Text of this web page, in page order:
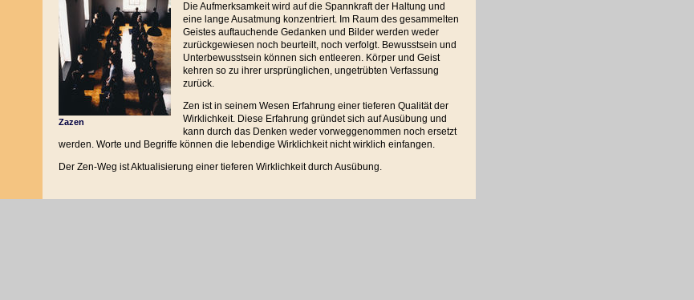
Zazen
Die Aufmerksamkeit wird auf die Spannkraft der Haltung und
eine lange Ausatmung konzentriert. Im Raum des gesammelten
Geistes auftauchende Gedanken und Bilder werden weder
zurückgewiesen noch beurteilt, noch verfolgt. Bewusstsein und
Unterbewusstsein können sich entleeren. Körper und Geist
kehren so zu ihrer ursprünglichen, ungetrübten Verfassung
zurück.
Zen ist in seinem Wesen Erfahrung einer tieferen Qualität der
Wirklichkeit. Diese Erfahrung gründet sich auf Ausübung und
kann durch das Denken weder vorweggenommen noch ersetzt
werden. Worte und Begriffe können die lebendige Wirklichkeit nicht wirklich einfangen.
Der Zen-Weg ist Aktualisierung einer tieferen Wirklichkeit durch Ausübung.